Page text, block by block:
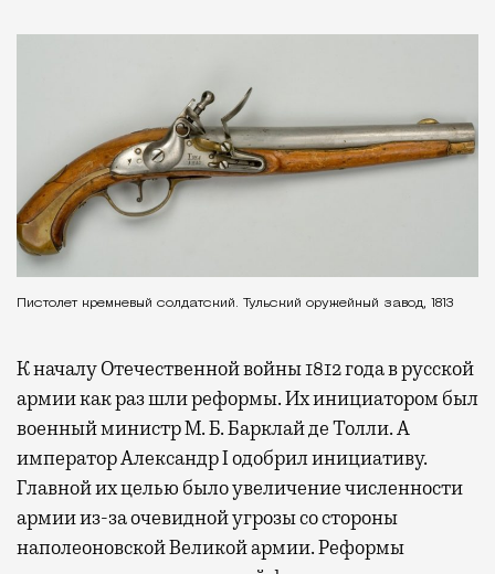
Пистолет кремневый солдатский. Тульский оружейный завод, 1813
К началу Отечественной войны 1812 года в русской
армии как раз шли реформы. Их инициатором был
военный министр М. Б. Барклай де Толли. А
император Александр I одобрил инициативу.
Главной их целью было увеличение численности
армии из-за очевидной угрозы со стороны
наполеоновской Великой армии. Реформы